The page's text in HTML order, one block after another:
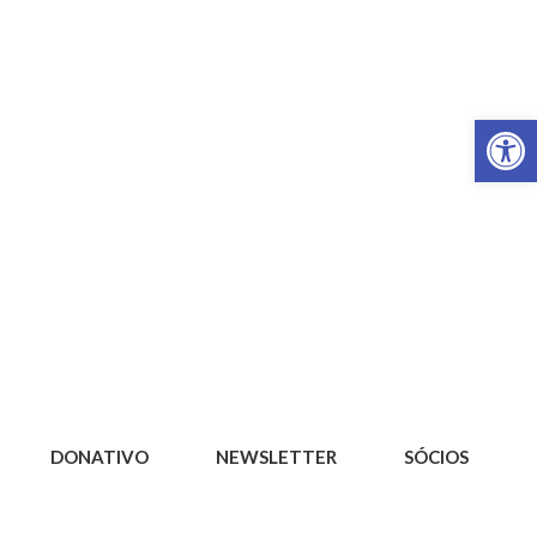
DONATIVO NEWSLETTER SÓCIOS